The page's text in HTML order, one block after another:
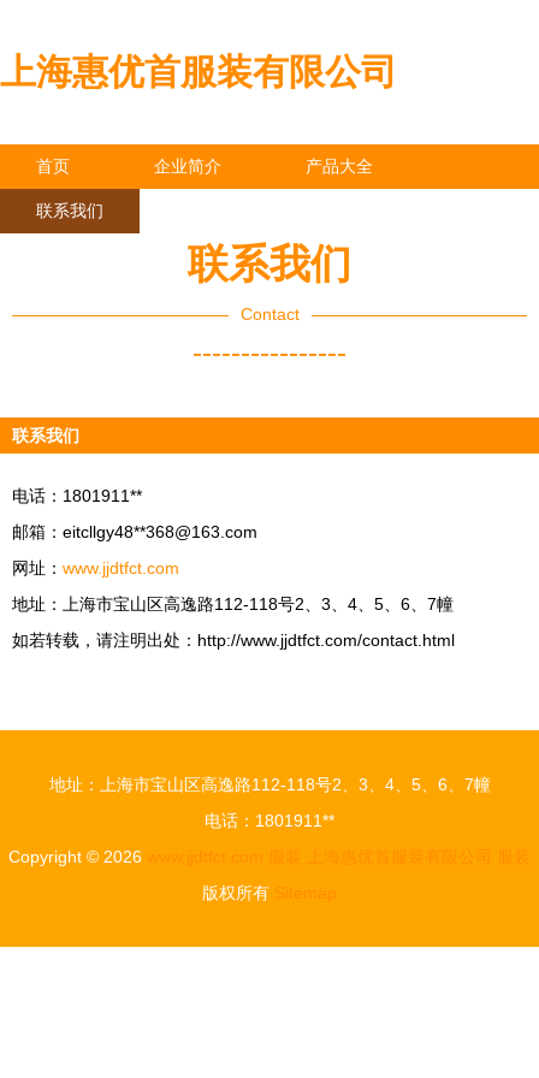
上海惠优首服装有限公司
首页 企业简介 产品大全
联系我们
联系我们
Contact
----------------
联系我们
电话：1801911**
邮箱：eitcllgy48**368@163.com
网址： www.jjdtfct.com
地址：上海市宝山区高逸路112-118号2、3、4、5、6、7幢
如若转载，请注明出处：http://www.jjdtfct.com/contact.html
地址：上海市宝山区高逸路112-118号2、3、4、5、6、7幢
电话：1801911**
Copyright © 2026 www.jjdtfct.com 服装 上海惠优首服装有限公司
服装
版权所有 Sitemap